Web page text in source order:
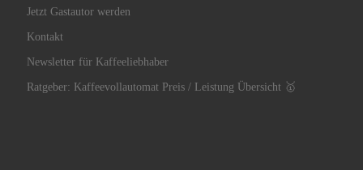
Jetzt Gastautor werden
Kontakt
Newsletter für Kaffeeliebhaber
Ratgeber: Kaffeevollautomat Preis / Leistung Übersicht 🥇